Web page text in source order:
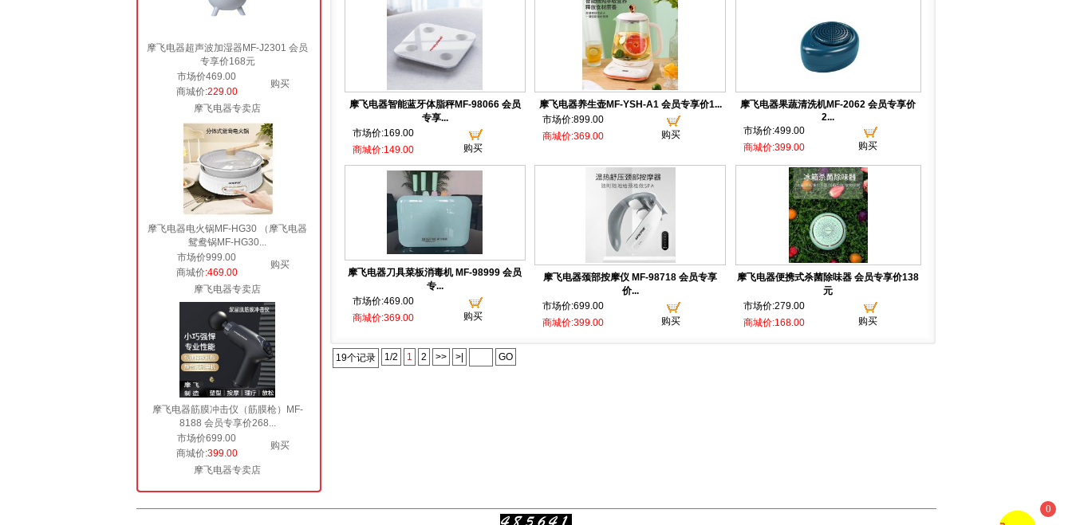
摩飞电器超声波加湿器MF-J2301 会员
专享价168元
市场价469.00
购买
商城价:229.00
摩飞电器专卖店
摩飞电器电火锅MF-HG30 （摩飞电器
鸳鸯锅MF-HG30...
市场价999.00
购买
商城价:469.00
摩飞电器专卖店
摩飞电器筋膜冲击仪（筋膜枪）MF-
8188 会员专享价268...
市场价699.00
购买
商城价:399.00
摩飞电器专卖店
摩飞电器智能蓝牙体脂秤MF-98066 会员
专享...
市场价:169.00
购买
商城价:149.00
摩飞电器养生壶MF-YSH-A1 会员专享价1...
市场价:899.00
购买
商城价:369.00
摩飞电器果蔬清洗机MF-2062 会员专享价
2...
市场价:499.00
购买
商城价:399.00
摩飞电器刀具菜板消毒机 MF-98999 会员
专...
市场价:469.00
购买
商城价:369.00
摩飞电器颈部按摩仪 MF-98718 会员专享
价...
市场价:699.00
购买
商城价:399.00
摩飞电器便携式杀菌除味器 会员专享价138
元
市场价:279.00
购买
商城价:168.00
19个记录 1/2 1 2 >> >| GO
0